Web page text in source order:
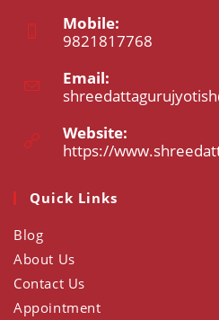
Mobile:
9821817768
in
your
application
Email:
Website:
https://
Quick Links
Blog
About Us
Contact Us
Appointment